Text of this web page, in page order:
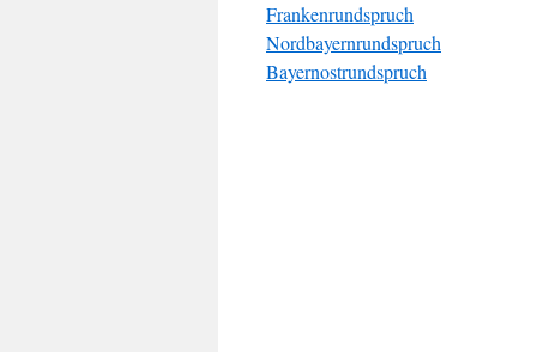
Frankenrundspruch
Nordbayernrundspruch
Bayernostrundspruch